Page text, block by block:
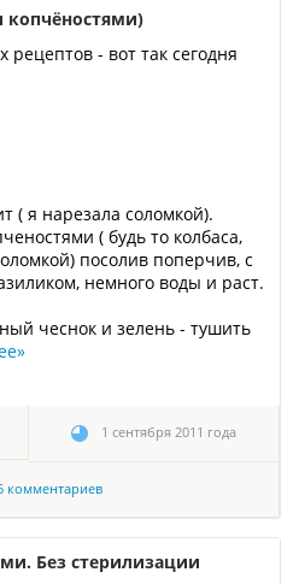
копчёностями)
- вот так сегодня
( я нарезала соломкой).
( будь то колбаса,
посолив поперчив, с
немного воды и раст.
чеснок и зелень - тушить
»
1 сентября 2011 года
комментариев
Без стерилизации